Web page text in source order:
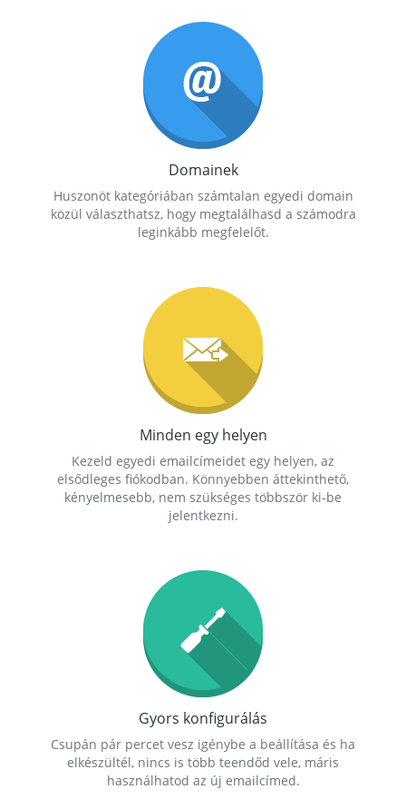
Domainek
Huszonöt kategóriában számtalan egyedi domain
közül választhatsz, hogy megtalálhasd a számodra
leginkább megfelelőt.
Minden egy helyen
Kezeld egyedi emailcímeidet egy helyen, az
elsődleges fiókodban. Könnyebben áttekinthető,
kényelmesebb, nem szükséges többször ki-be
jelentkezni.
Gyors konfigurálás
Csupán pár percet vesz igénybe a beállítása és ha
elkészültél, nincs is több teendőd vele, máris
használhatod az új emailcímed.